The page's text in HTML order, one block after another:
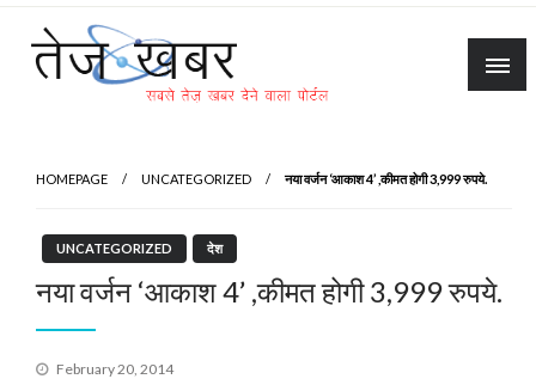
Skip
content
HOMEPAGE UNCATEGORIZED नया वर्जन ‘आकाश 4’ ,कीमत होगी 3,999 रुपये.
UNCATEGORIZED देश
नया वर्जन ‘आकाश 4’ ,कीमत होगी 3,999 रुपये.
Posted
February 20, 2014